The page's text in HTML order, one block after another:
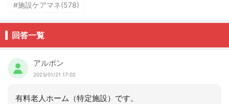
#施設ケアマネ(578)
回答一覧
アルポン
2023/01/21 17:02
有料老人ホーム（特定施設）です。